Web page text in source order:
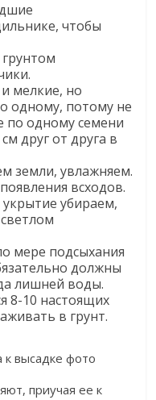
чтобы
мелкие, но
одному, потому не
по одному семени
друг от друга в
земли, увлажняем.
всходов.
убираем,
мере подсыхания
должны
лишней воды.
8-10 настоящих
в грунт.
к высадке фото
приучая ее к